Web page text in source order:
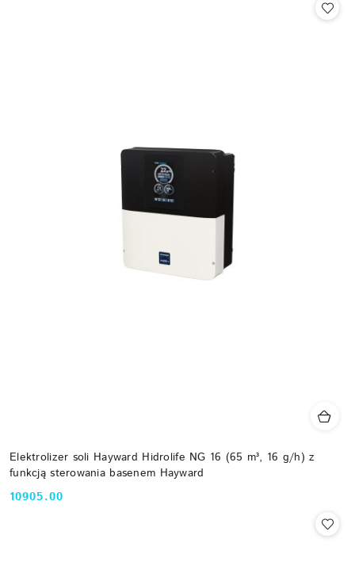
Elektrolizer soli Hayward Hidrolife NG 16 (65 m³, 16 g/h) z
funkcją sterowania basenem Hayward
Cena:
10905.00